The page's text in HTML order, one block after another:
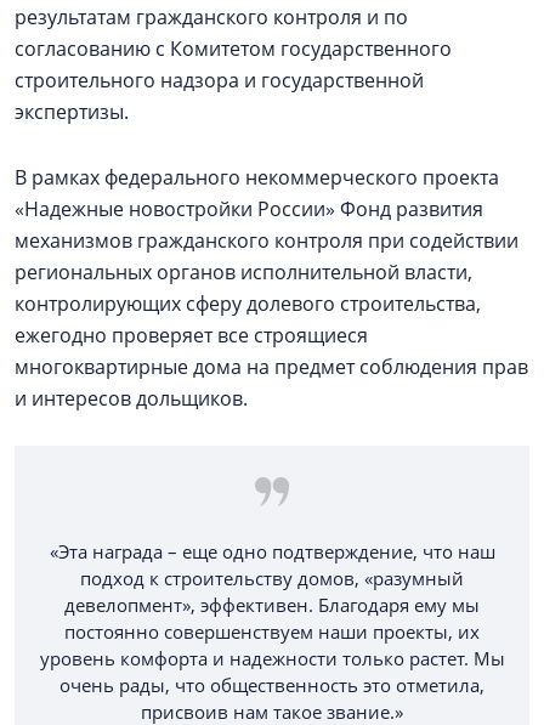
результатам гражданского контроля и по
согласованию с Комитетом государственного
строительного надзора и государственной
экспертизы.
В рамках федерального некоммерческого проекта
«Надежные новостройки России» Фонд развития
механизмов гражданского контроля при содействии
региональных органов исполнительной власти,
контролирующих сферу долевого строительства,
ежегодно проверяет все строящиеся
многоквартирные дома на предмет соблюдения прав
и интересов дольщиков.
«Эта награда – еще одно подтверждение, что наш
подход к строительству домов, «разумный
девелопмент», эффективен. Благодаря ему мы
постоянно совершенствуем наши проекты, их
уровень комфорта и надежности только растет. Мы
очень рады, что общественность это отметила,
присвоив нам такое звание.»